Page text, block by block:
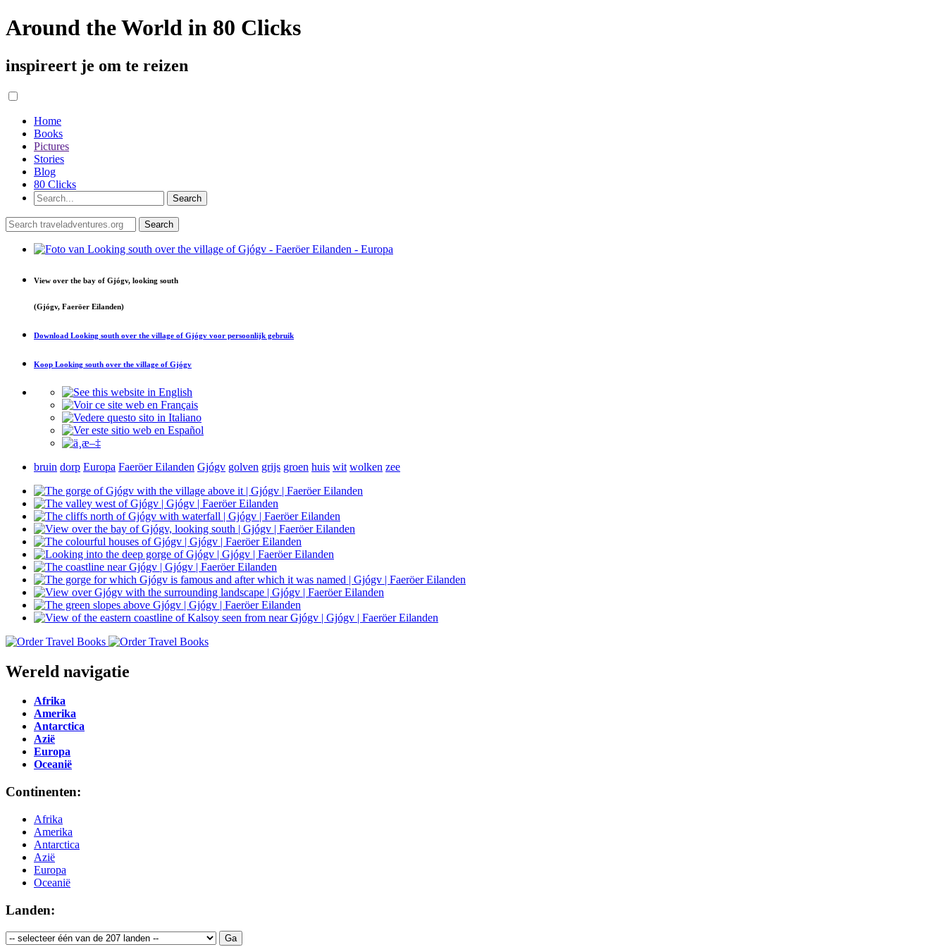
Around the World in 80 Clicks
inspireert je om te reizen
Home
Books
Pictures
Stories
Blog
80 Clicks
View over the bay of Gjógv, looking south
(Gjógv, Faeröer Eilanden)
Download Looking south over the village of Gjógv voor persoonlijk gebruik
Koop Looking south over the village of Gjógv
bruin dorp Europa Faeröer Eilanden Gjógv golven grijs groen huis wit wolken zee
Wereld navigatie
Afrika
Amerika
Antarctica
Azië
Europa
Oceanië
Continenten:
Afrika
Amerika
Antarctica
Azië
Europa
Oceanië
Landen: